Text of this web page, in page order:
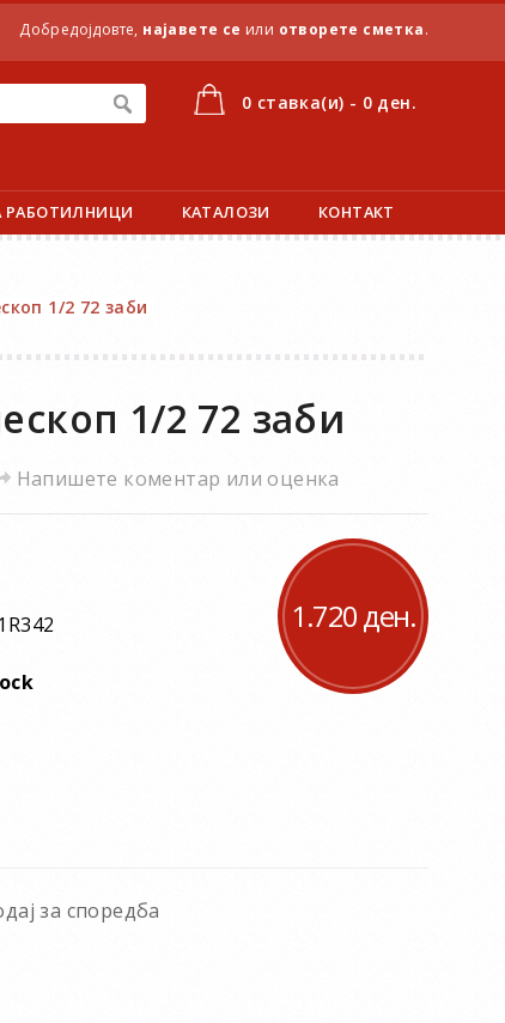
Добредојдовте, најавете се или отворете сметка.
0 ставка(и) - 0 ден.
РАБОТИЛНИЦИ КАТАЛОЗИ КОНТАКТ
1/2 72 заби
1/2 72 заби
Напишете коментар или оценка
1.720 ден.
за споредба